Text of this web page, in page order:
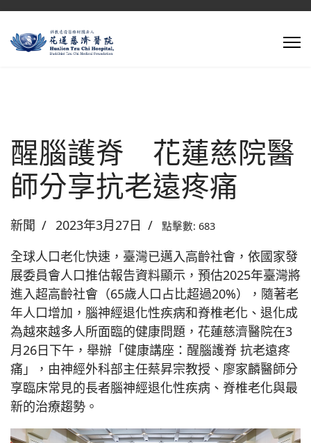
醒腦護脊 花蓮慈院醫
師分享抗老遠疼痛
新聞 2023年3月27日 點擊數: 683
全球人口老化快速，臺灣已邁入高齡社會，依國家發
展委員會人口推估報告資料顯示，預估2025年臺灣將
進入超高齡社會（65歲人口占比超過20%），隨著老
年人口增加，腦神經退化性疾病和脊椎老化、退化成
為越來越多人所面臨的健康問題，花蓮慈濟醫院在3
月26日下午，舉辦「健康講座：醒腦護脊 抗老遠疼
痛」，由神經外科部主任蔡昇宗教授、廖家麟醫師分
享臨床常見的長者腦神經退化性疾病、脊椎老化與最
新的治療趨勢。